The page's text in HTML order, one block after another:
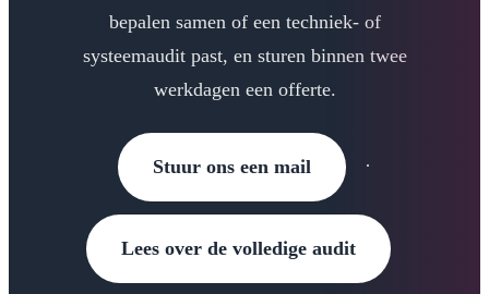
bepalen samen of een techniek- of
systeemaudit past, en sturen binnen twee
werkdagen een offerte.
Stuur ons een mail ·
Lees over de volledige audit